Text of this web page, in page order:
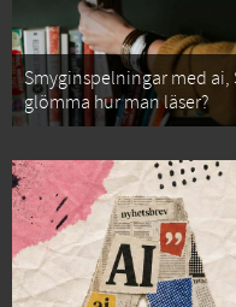
Smyginspelningar med ai,
glömma hur man läser?